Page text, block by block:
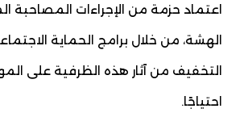
اعتماد حزمة من الإجراءات المصاحبة
الهشة، من خلال برامج الحماية
التخفيف من آثار هذه الظرفية على
احتياجًا.